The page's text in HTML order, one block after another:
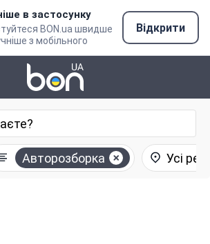
в застосунку
BON.ua швидше
з мобільного
Відкрити
Авторозборка Усі